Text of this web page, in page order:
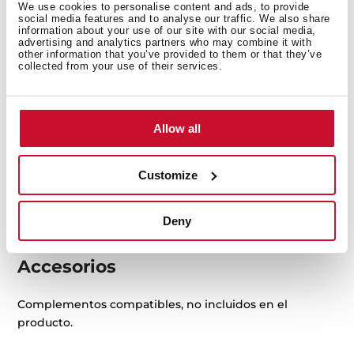
We use cookies to personalise content and ads, to provide
social media features and to analyse our traffic. We also share
information about your use of our site with our social media,
advertising and analytics partners who may combine it with
other information that you’ve provided to them or that they’ve
collected from your use of their services.
Allow all
Customize
Deny
También te puede interesar
Imágenes en alta resolución
Accesorios
Complementos compatibles, no incluidos en el
producto.